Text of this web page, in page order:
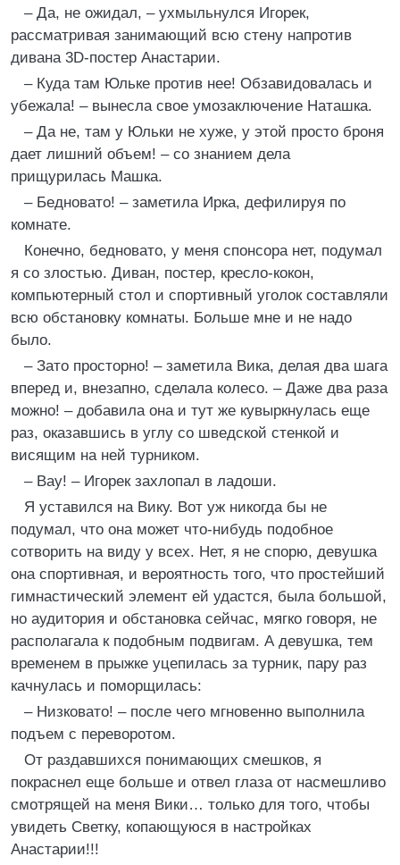
– Да, не ожидал, – ухмыльнулся Игорек,
рассматривая занимающий всю стену напротив
дивана 3D-постер Анастарии.
– Куда там Юльке против нее! Обзавидовалась и
убежала! – вынесла свое умозаключение Наташка.
– Да не, там у Юльки не хуже, у этой просто броня
дает лишний объем! – со знанием дела
прищурилась Машка.
– Бедновато! – заметила Ирка, дефилируя по
комнате.
Конечно, бедновато, у меня спонсора нет, подумал
я со злостью. Диван, постер, кресло-кокон,
компьютерный стол и спортивный уголок составляли
всю обстановку комнаты. Больше мне и не надо
было.
– Зато просторно! – заметила Вика, делая два шага
вперед и, внезапно, сделала колесо. – Даже два раза
можно! – добавила она и тут же кувыркнулась еще
раз, оказавшись в углу со шведской стенкой и
висящим на ней турником.
– Вау! – Игорек захлопал в ладоши.
Я уставился на Вику. Вот уж никогда бы не
подумал, что она может что-нибудь подобное
сотворить на виду у всех. Нет, я не спорю, девушка
она спортивная, и вероятность того, что простейший
гимнастический элемент ей удастся, была большой,
но аудитория и обстановка сейчас, мягко говоря, не
располагала к подобным подвигам. А девушка, тем
временем в прыжке уцепилась за турник, пару раз
качнулась и поморщилась:
– Низковато! – после чего мгновенно выполнила
подъем с переворотом.
От раздавшихся понимающих смешков, я
покраснел еще больше и отвел глаза от насмешливо
смотрящей на меня Вики… только для того, чтобы
увидеть Светку, копающуюся в настройках
Анастарии!!!